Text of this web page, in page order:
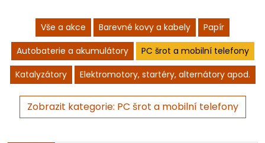
Vše a akce Barevné kovy a kabely
Papír
Autobaterie a akumulátory
PC šrot a mobilní telefony
Katalyzátory
Elektromotory, startéry, alternátory apod.
Zobrazit kategorie: PC šrot a mobilní telefony